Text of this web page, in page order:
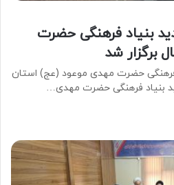
بنیاد فرهنگی حضرت
برگزار شد
فرهنگی حضرت مهدی موعود (عج) استان
بنیاد فرهنگی حضرت مهدی…